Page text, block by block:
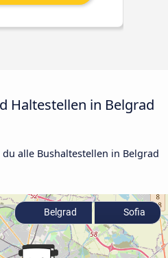
Haltestellen in Belgrad
alle Bushaltestellen in Belgrad
Belgrad Sofia